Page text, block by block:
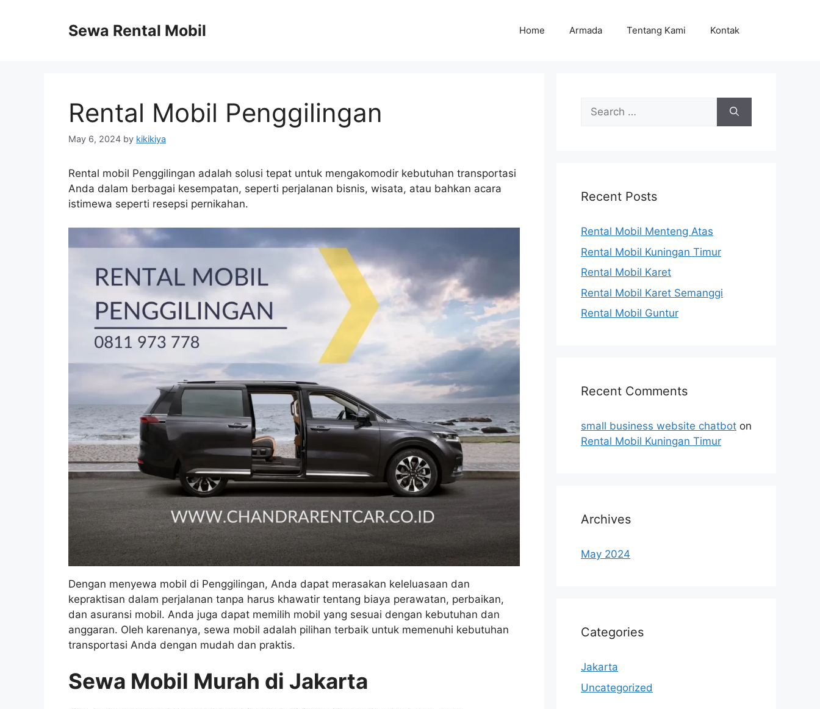
Sewa Rental Mobil Home Armada Tentang Kami Kontak
Rental Mobil Penggilingan
May 6, 2024 by kikikiya
Rental mobil Penggilingan adalah solusi tepat untuk mengakomodir kebutuhan transportasi
Anda dalam berbagai kesempatan, seperti perjalanan bisnis, wisata, atau bahkan acara
istimewa seperti resepsi pernikahan.
Dengan menyewa mobil di Penggilingan, Anda dapat merasakan keleluasaan dan
kepraktisan dalam perjalanan tanpa harus khawatir tentang biaya perawatan, perbaikan,
dan asuransi mobil. Anda juga dapat memilih mobil yang sesuai dengan kebutuhan dan
anggaran. Oleh karenanya, sewa mobil adalah pilihan terbaik untuk memenuhi kebutuhan
transportasi Anda dengan mudah dan praktis.
Sewa Mobil Murah di Jakarta
Search
for:
Recent Posts
Rental Mobil Menteng Atas
Rental Mobil Kuningan Timur
Rental Mobil Karet
Rental Mobil Karet Semanggi
Rental Mobil Guntur
Recent Comments
small business website chatbot on
Rental Mobil Kuningan Timur
Archives
May 2024
Categories
Jakarta
Uncategorized